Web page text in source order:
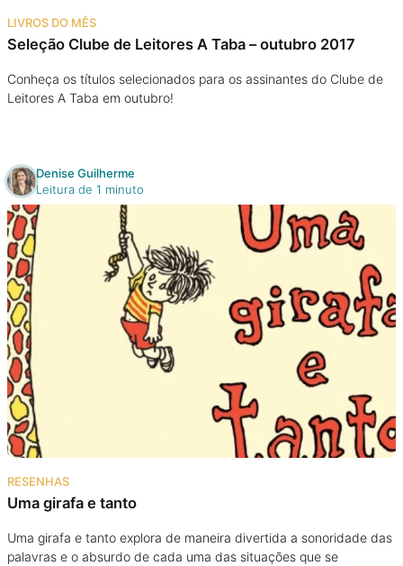
Na família
Colunas
Colecionáveis
Cursos On line
E-Books
Eventos
Podcast
Taba na Escola
LIVROS DO MÊS
Seleção Clube de Leitores A Taba – outubro 2017
Conheça os títulos selecionados para os assinantes do Clube de
Leitores A Taba em outubro!
Denise Guilherme
Leitura de 1 minuto
RESENHAS
Uma girafa e tanto
Uma girafa e tanto explora de maneira divertida a sonoridade das
palavras e o absurdo de cada uma das situações que se